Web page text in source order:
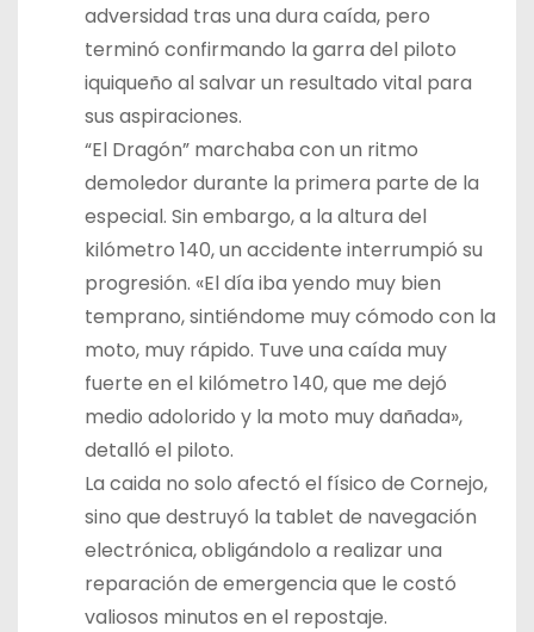
adversidad tras una dura caída, pero
terminó confirmando la garra del piloto
iquiqueño al salvar un resultado vital para
sus aspiraciones.
“El Dragón” marchaba con un ritmo
demoledor durante la primera parte de la
especial. Sin embargo, a la altura del
kilómetro 140, un accidente interrumpió su
progresión. «El día iba yendo muy bien
temprano, sintiéndome muy cómodo con la
moto, muy rápido. Tuve una caída muy
fuerte en el kilómetro 140, que me dejó
medio adolorido y la moto muy dañada»,
detalló el piloto.
La caida no solo afectó el físico de Cornejo,
sino que destruyó la tablet de navegación
electrónica, obligándolo a realizar una
reparación de emergencia que le costó
valiosos minutos en el repostaje.